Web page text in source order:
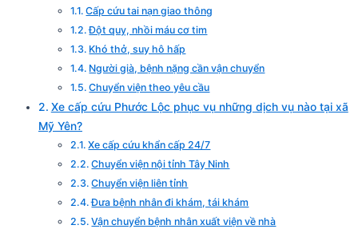
Cấp cứu tai nạn giao thông
Đột quỵ, nhồi máu cơ tim
Khó thở, suy hô hấp
Người già, bệnh nặng cần vận chuyển
Chuyển viện theo yêu cầu
Xe cấp cứu Phước Lộc phục vụ những dịch vụ nào tại xã
Mỹ Yên?
Xe cấp cứu khẩn cấp 24/7
Chuyển viện nội tỉnh Tây Ninh
Chuyển viện liên tỉnh
Đưa bệnh nhân đi khám, tái khám
Vận chuyển bệnh nhân xuất viện về nhà